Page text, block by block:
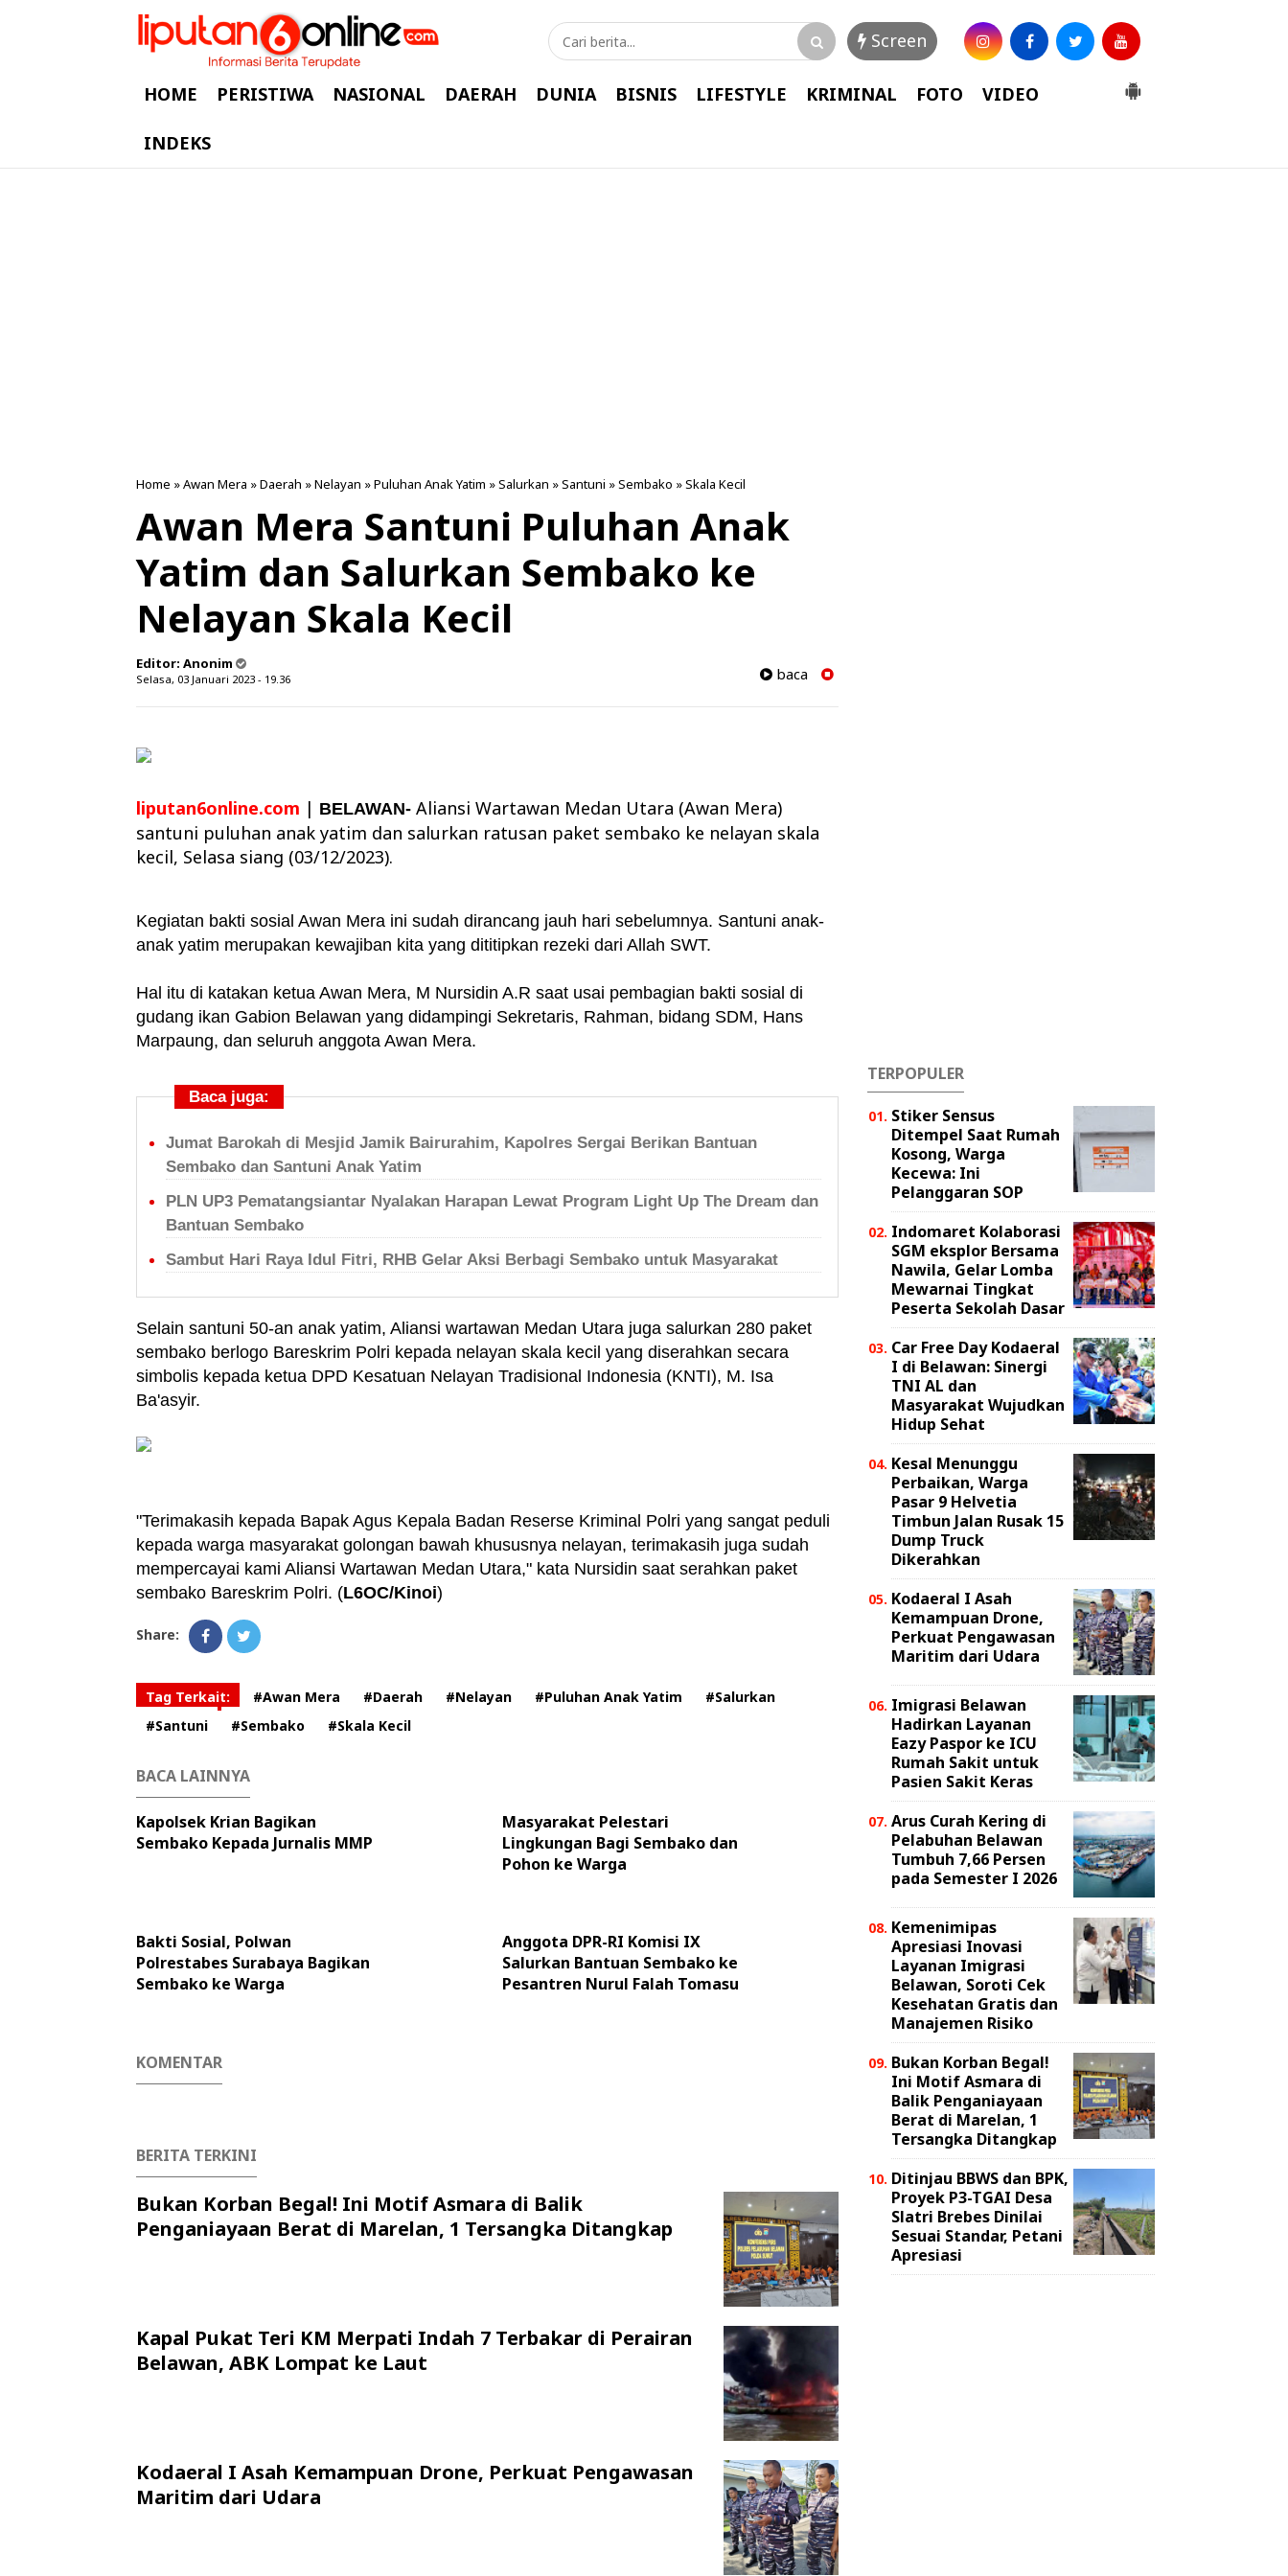
Screen
HOME PERISTIWA NASIONAL DAERAH DUNIA BISNIS LIFESTYLE KRIMINAL FOTO VIDEO
INDEKS
Home »Awan Mera »Daerah »Nelayan »Puluhan Anak Yatim »Salurkan »Santuni »Sembako »Skala Kecil
Awan Mera Santuni Puluhan Anak
Yatim dan Salurkan Sembako ke
Nelayan Skala Kecil
Editor: Anonim
Selasa, 03 Januari 2023 - 19.36 baca
liputan6online.com | BELAWAN- Aliansi Wartawan Medan Utara (Awan Mera)
santuni puluhan anak yatim dan salurkan ratusan paket sembako ke nelayan skala
kecil, Selasa siang (03/12/2023).
Kegiatan bakti sosial Awan Mera ini sudah dirancang jauh hari sebelumnya. Santuni anak-
anak yatim merupakan kewajiban kita yang dititipkan rezeki dari Allah SWT.
Hal itu di katakan ketua Awan Mera, M Nursidin A.R saat usai pembagian bakti sosial di
gudang ikan Gabion Belawan yang didampingi Sekretaris, Rahman, bidang SDM, Hans
Marpaung, dan seluruh anggota Awan Mera.
Baca juga:
Jumat Barokah di Mesjid Jamik Bairurahim, Kapolres Sergai Berikan Bantuan
Sembako dan Santuni Anak Yatim
PLN UP3 Pematangsiantar Nyalakan Harapan Lewat Program Light Up The Dream dan
Bantuan Sembako
Sambut Hari Raya Idul Fitri, RHB Gelar Aksi Berbagi Sembako untuk Masyarakat
Selain santuni 50-an anak yatim, Aliansi wartawan Medan Utara juga salurkan 280 paket
sembako berlogo Bareskrim Polri kepada nelayan skala kecil yang diserahkan secara
simbolis kepada ketua DPD Kesatuan Nelayan Tradisional Indonesia (KNTI), M. Isa
Ba'asyir.
"Terimakasih kepada Bapak Agus Kepala Badan Reserse Kriminal Polri yang sangat peduli
kepada warga masyarakat golongan bawah khususnya nelayan, terimakasih juga sudah
mempercayai kami Aliansi Wartawan Medan Utara," kata Nursidin saat serahkan paket
sembako Bareskrim Polri. (L6OC/Kinoi)
Share:
Tag Terkait: #Awan Mera #Daerah #Nelayan #Puluhan Anak Yatim
#Salurkan
#Santuni
#Sembako #Skala Kecil
BACA LAINNYA
Kapolsek Krian Bagikan
Sembako Kepada Jurnalis MMP
Masyarakat Pelestari
Lingkungan Bagi Sembako dan
Pohon ke Warga
Bakti Sosial, Polwan
Polrestabes Surabaya Bagikan
Sembako ke Warga
Anggota DPR-RI Komisi IX
Salurkan Bantuan Sembako ke
Pesantren Nurul Falah Tomasu
KOMENTAR
BERITA TERKINI
Bukan Korban Begal! Ini Motif Asmara di Balik
Penganiayaan Berat di Marelan, 1 Tersangka Ditangkap
Kapal Pukat Teri KM Merpati Indah 7 Terbakar di Perairan
Belawan, ABK Lompat ke Laut
Kodaeral I Asah Kemampuan Drone, Perkuat Pengawasan
Maritim dari Udara
TERPOPULER
Stiker Sensus
Ditempel Saat Rumah
Kosong, Warga
Kecewa: Ini
Pelanggaran SOP
Indomaret Kolaborasi
SGM eksplor Bersama
Nawila, Gelar Lomba
Mewarnai Tingkat
Peserta Sekolah Dasar
Car Free Day Kodaeral
I di Belawan: Sinergi
TNI AL dan
Masyarakat Wujudkan
Hidup Sehat
Kesal Menunggu
Perbaikan, Warga
Pasar 9 Helvetia
Timbun Jalan Rusak 15
Dump Truck
Dikerahkan
Kodaeral I Asah
Kemampuan Drone,
Perkuat Pengawasan
Maritim dari Udara
Imigrasi Belawan
Hadirkan Layanan
Eazy Paspor ke ICU
Rumah Sakit untuk
Pasien Sakit Keras
Arus Curah Kering di
Pelabuhan Belawan
Tumbuh 7,66 Persen
pada Semester I 2026
Kemenimipas
Apresiasi Inovasi
Layanan Imigrasi
Belawan, Soroti Cek
Kesehatan Gratis dan
Manajemen Risiko
Bukan Korban Begal!
Ini Motif Asmara di
Balik Penganiayaan
Berat di Marelan, 1
Tersangka Ditangkap
Ditinjau BBWS dan BPK,
Proyek P3-TGAI Desa
Slatri Brebes Dinilai
Sesuai Standar, Petani
Apresiasi